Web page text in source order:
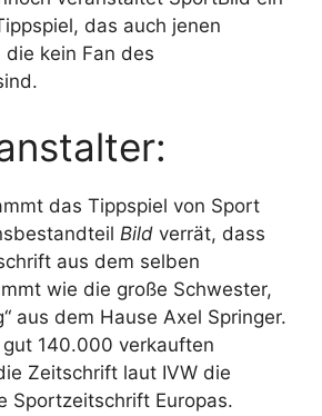
das auch jenen
kein Fan des
das Tippspiel von Sport
Bild verrät, dass
aus dem selben
wie die große Schwester,
aus dem Hause Axel Springer.
140.000 verkauften
Zeitschrift laut IVW die
Sportzeitschrift Europas.